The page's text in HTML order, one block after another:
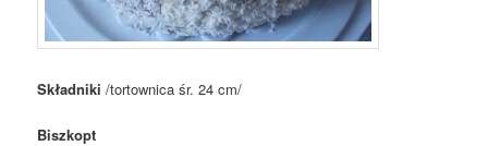
Składniki /tortownica śr. 24 cm/
Biszkopt